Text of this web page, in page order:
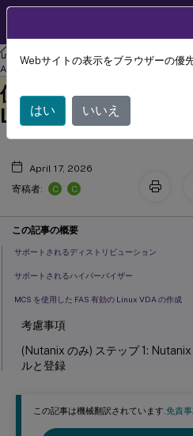
リナックス バーチャル デリバリー エ
Agent 2402 LTSR
この記事は機械翻訳されています.免責
翻訳されています。
Machine Creation
使用した FAS 有効の
Linux VDA の作成
April 17, 2026
寄稿者:
C C
この記事の概要
サポートされるディストリビューション
サポートされるハイパーバイザー
MCS を使用した FAS 有効の Linux VDA の作成
考慮事項
(Nutanix のみ) ステップ 1:
ルと登録
Webサイトの表示をブラウザーの優
はい いいえ